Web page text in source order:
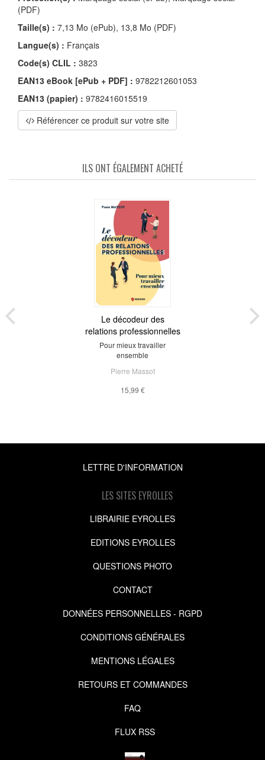
(PDF)
Taille(s) : 7,13 Mo (ePub), 13,8 Mo (PDF)
Langue(s) : Français
Code(s) CLIL : 3823
EAN13 eBook [ePub + PDF] : 9782212601053
EAN13 (papier) : 9782416015519
Référencer ce produit sur votre site
ILS ONT ÉGALEMENT ACHETÉ
Le décodeur des
relations professionnelles
Pour mieux travailler
ensemble
Pierre Massot
15,99 €
LETTRE D'INFORMATION
LES SITES EYROLLES
LIBRAIRIE EYROLLES
EDITIONS EYROLLES
QUESTIONS PHOTO
CONTACT
DONNÉES PERSONNELLES - RGPD
CONDITIONS GÉNÉRALES
MENTIONS LÉGALES
RETOURS ET COMMANDES
FAQ
FLUX RSS